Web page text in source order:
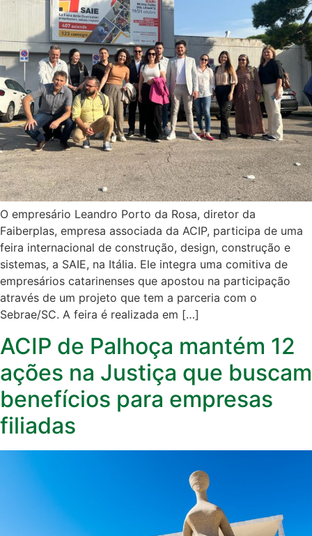
O empresário Leandro Porto da Rosa, diretor da
Faiberplas, empresa associada da ACIP, participa de uma
feira internacional de construção, design, construção e
sistemas, a SAIE, na Itália. Ele integra uma comitiva de
empresários catarinenses que apostou na participação
através de um projeto que tem a parceria com o
Sebrae/SC. A feira é realizada em […]
ACIP de Palhoça mantém 12
ações na Justiça que buscam
benefícios para empresas
filiadas